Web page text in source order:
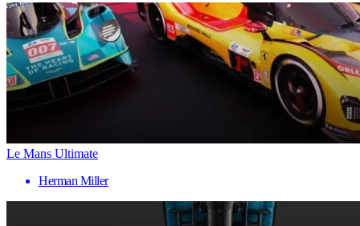
Le Mans Ultimate
Herman Miller